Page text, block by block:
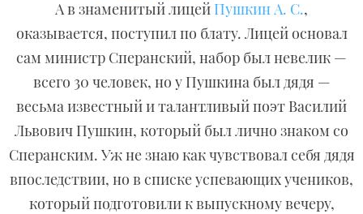
А в знаменитый лицей Пушкин А. С.,
оказывается, поступил по блату. Лицей основал
сам министр Сперанский, набор был невелик —
всего 30 человек, но у Пушкина был дядя —
весьма известный и талантливый поэт Василий
Львович Пушкин, который был лично знаком со
Сперанским. Уж не знаю как чувствовал себя дядя
впоследствии, но в списке успевающих учеников,
который подготовили к выпускному вечеру,